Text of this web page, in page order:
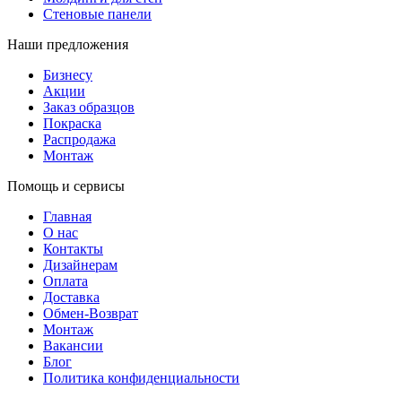
Стеновые панели
Наши предложения
Бизнесу
Акции
Заказ образцов
Покраска
Распродажа
Монтаж
Помощь и сервисы
Главная
О нас
Контакты
Дизайнерам
Оплата
Доставка
Обмен-Возврат
Монтаж
Вакансии
Блог
Политика конфиденциальности